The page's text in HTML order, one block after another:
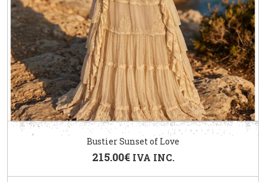
Bustier Sunset of Love
215.00€ IVA INC.